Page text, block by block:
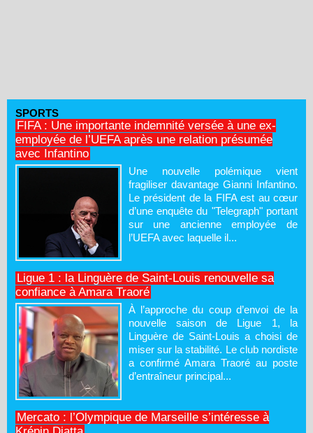
SPORTS
FIFA : Une importante indemnité versée à une ex-
employée de l’UEFA après une relation présumée
avec Infantino
Une nouvelle polémique vient
fragiliser davantage Gianni Infantino.
Le président de la FIFA est au cœur
d’une enquête du "Telegraph" portant
sur une ancienne employée de
l’UEFA avec laquelle il...
Ligue 1 : la Linguère de Saint-Louis renouvelle sa
confiance à Amara Traoré
À l’approche du coup d’envoi de la
nouvelle saison de Ligue 1, la
Linguère de Saint-Louis a choisi de
miser sur la stabilité. Le club nordiste
a confirmé Amara Traoré au poste
d’entraîneur principal...
Mercato : l’Olympique de Marseille s’intéresse à